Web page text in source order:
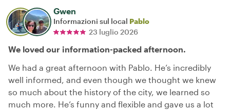
Gwen
Informazioni sul local Pablo
23 luglio 2026
We loved our information-packed afternoon.
We had a great afternoon with Pablo. He’s incredibly
well informed, and even though we thought we knew
so much about the history of the city, we learned so
much more. He’s funny and flexible and gave us a lot